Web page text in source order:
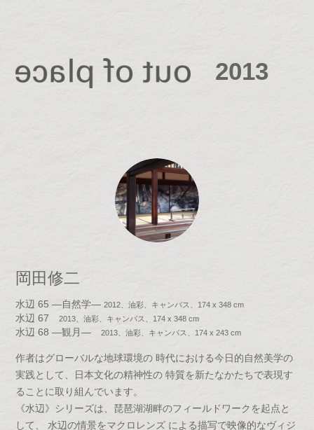
2013
岡田修二
水辺 65 ―自然学―2012、油彩、キャンバス、174 x 348 cm
水辺 672013、油彩、キャンバス、174 x 348 cm
水辺 68 ―観月―2013、油彩、キャンバス、174 x 243 cm
作者はグローバルな地球環境の 時代における今日的自然美学の
実践として、日本文化の精神性の 特質を新たなかたちで表現す
ることに取り組んでいます。
《水辺》シリーズは、琵琶湖湖畔のフィールドワークを起点と
して、 水辺の情景をマクロレンズ による描写で映像的なヴィジ